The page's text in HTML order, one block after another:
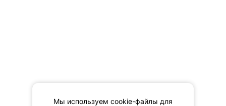
Мы используем cookie-файлы для